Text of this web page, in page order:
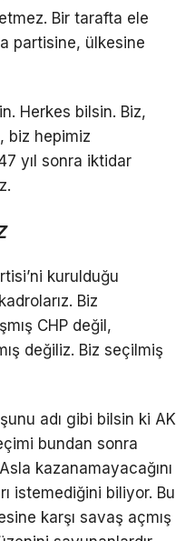
Bir tarafta ele
partisine, ülkesine
Herkes bilsin. Biz,
biz hepimiz
yıl sonra iktidar
kurulduğu
Biz
CHP değil,
değiliz. Biz seçilmiş
adı gibi bilsin ki AK
bundan sonra
kazanamayacağını
istemediğini biliyor. Bu
karşı savaş açmış